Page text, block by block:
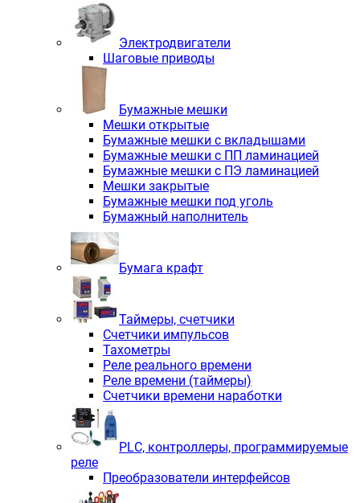
Электродвигатели
Шаговые приводы
Бумажные мешки
Мешки открытые
Бумажные мешки с вкладышами
Бумажные мешки с ПП ламинацией
Бумажные мешки с ПЭ ламинацией
Мешки закрытые
Бумажные мешки под уголь
Бумажный наполнитель
Бумага крафт
Таймеры, счетчики
Счетчики импульсов
Тахометры
Реле реального времени
Реле времени (таймеры)
Счетчики времени наработки
PLС, контроллеры, программируемые
реле
Преобразователи интерфейсов